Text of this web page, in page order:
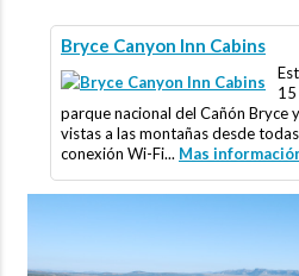
Bryce Canyon Inn Cabins
15
parque nacional del Cañón Bryce
vistas a las montañas desde
conexión Wi-Fi... Mas